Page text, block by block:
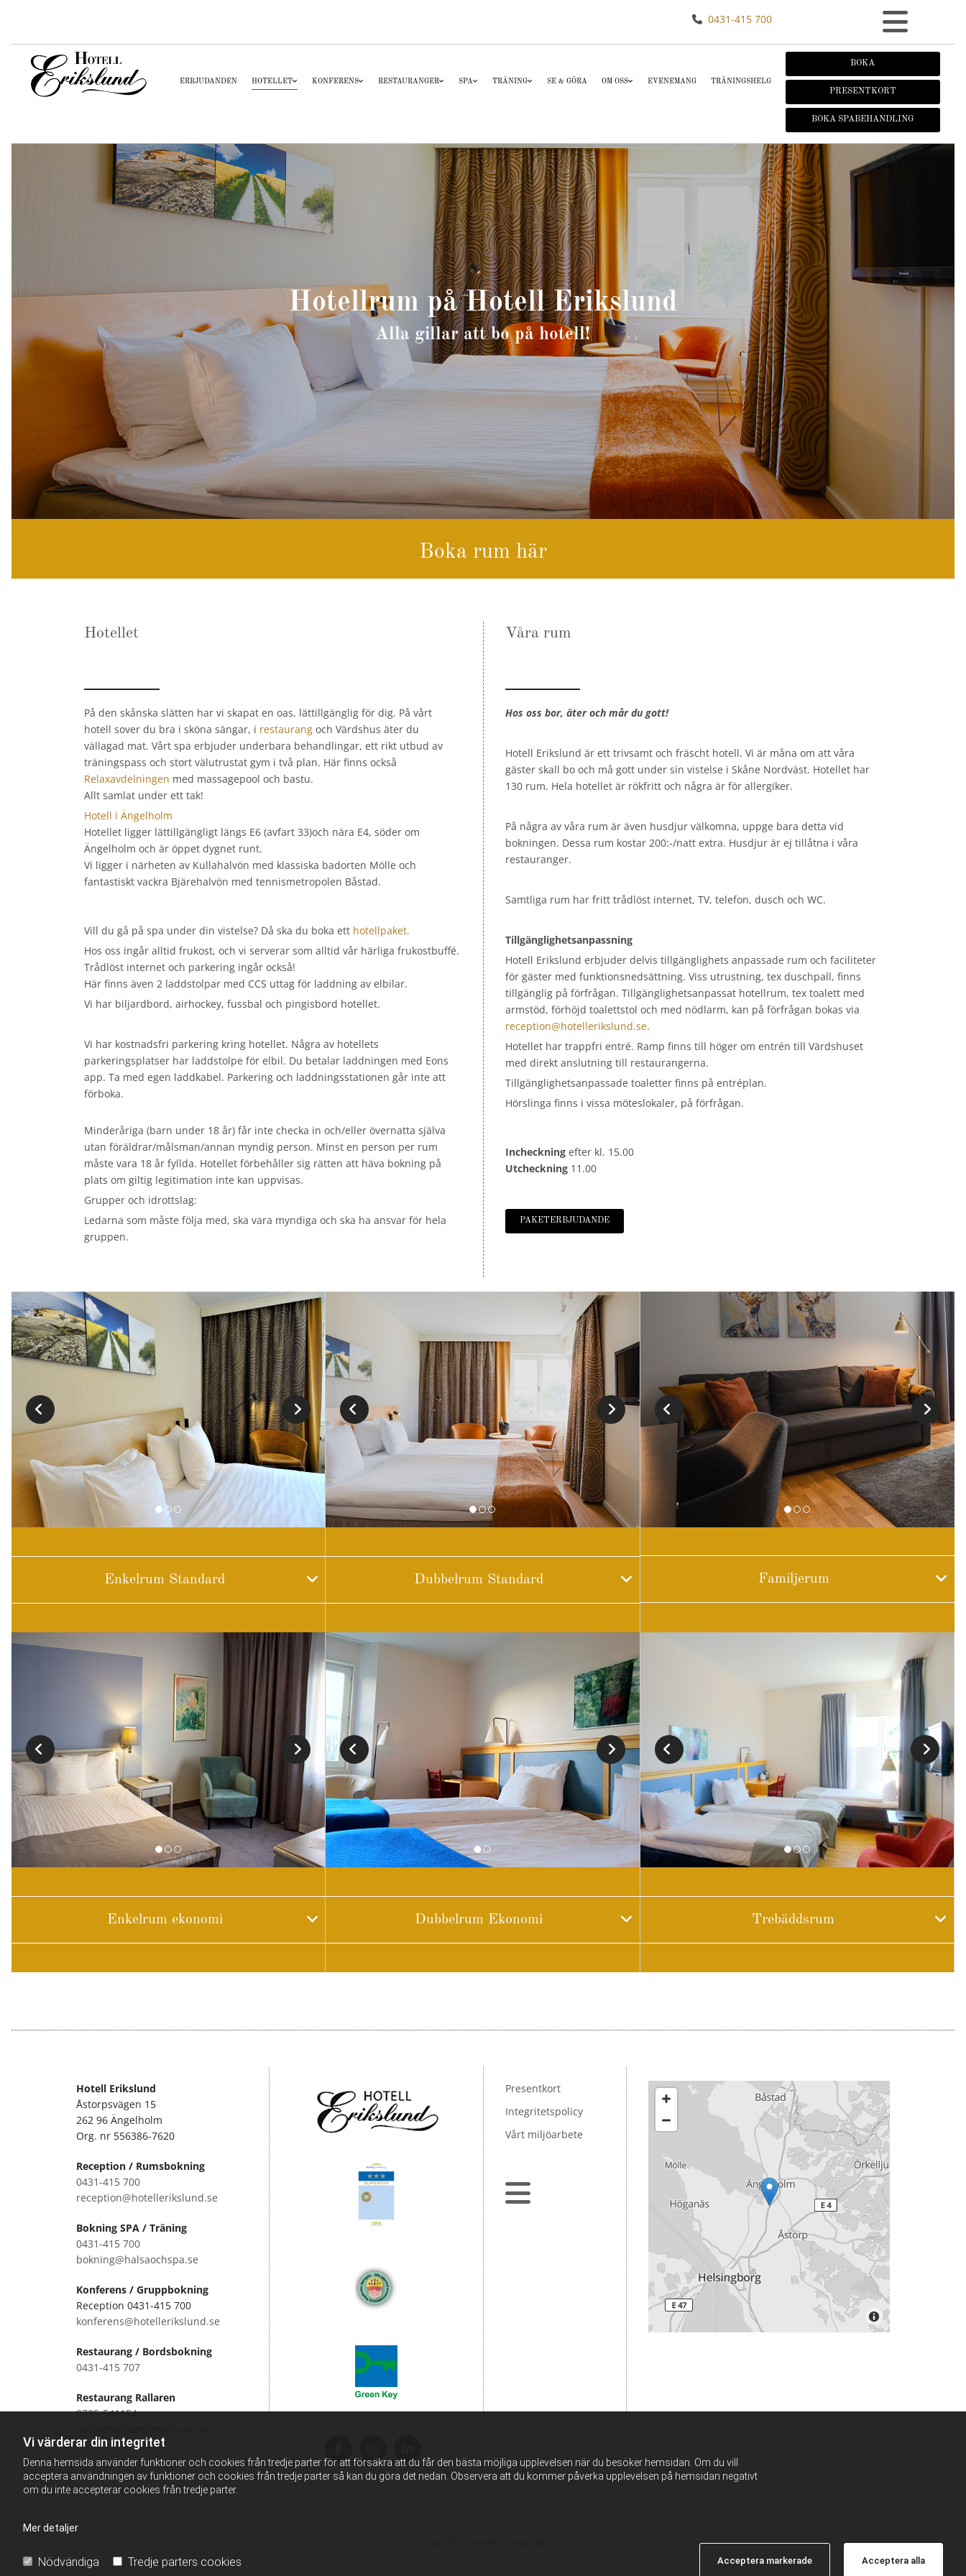
Vi värderar din integritet
Denna hemsida använder funktioner och cookies från tredje parter för att försäkra att du får den bästa möjliga upplevelsen när du besöker hemsidan. Om du vill
acceptera användningen av funktioner och cookies från tredje parter så kan du göra det nedan. Observera att du kommer påverka upplevelsen på hemsidan negativt
om du inte accepterar cookies från tredje parter.
Mer detaljer
Nödvändiga Tredje parters cookies Acceptera markerade Acceptera alla
 0431-415 700
ERBJUDANDEN HOTELLET KONFERENS RESTAURANGER SPA TRÄNING SE & GÖRA OM OSS EVENEMANG TRÄNINGSHELG
BOKA
PRESENTKORT
BOKA SPABEHANDLING
Hotellrum på Hotell Erikslund
Alla gillar att bo på hotell!
Boka rum här
Hotellet
På den skånska slätten har vi skapat en oas, lättillgänglig för dig. På vårt
hotell sover du bra i sköna sängar, i restaurang och Värdshus äter du
vällagad mat. Vårt spa erbjuder underbara behandlingar, ett rikt utbud av
träningspass och stort välutrustat gym i två plan. Här finns också
Relaxavdelningen med massagepool och bastu.
Allt samlat under ett tak!
Hotell i Ängelholm
Hotellet ligger lättillgängligt längs E6 (avfart 33)och nära E4, söder om
Ängelholm och är öppet dygnet runt.
Vi ligger i närheten av Kullahalvön med klassiska badorten Mölle och
fantastiskt vackra Bjärehalvön med tennismetropolen Båstad.
Vill du gå på spa under din vistelse? Då ska du boka ett hotellpaket.
Hos oss ingår alltid frukost, och vi serverar som alltid vår härliga frukostbuffé.
Trådlöst internet och parkering ingår också!
Här finns även 2 laddstolpar med CCS uttag för laddning av elbilar.
Vi har biljardbord, airhockey, fussbal och pingisbord hotellet.
Vi har kostnadsfri parkering kring hotellet. Några av hotellets
parkeringsplatser har laddstolpe för elbil. Du betalar laddningen med Eons
app. Ta med egen laddkabel. Parkering och laddningsstationen går inte att
förboka.
Minderåriga (barn under 18 år) får inte checka in och/eller övernatta själva
utan föräldrar/målsman/annan myndig person. Minst en person per rum
måste vara 18 år fyllda. Hotellet förbehåller sig rätten att häva bokning på
plats om giltig legitimation inte kan uppvisas.
Grupper och idrottslag:
Ledarna som måste följa med, ska vara myndiga och ska ha ansvar för hela
gruppen.
Våra rum
Hos oss bor, äter och mår du gott!
Hotell Erikslund är ett trivsamt och fräscht hotell. Vi är måna om att våra
gäster skall bo och må gott under sin vistelse i Skåne Nordväst. Hotellet har
130 rum. Hela hotellet är rökfritt och några är för allergiker.
På några av våra rum är även husdjur välkomna, uppge bara detta vid
bokningen. Dessa rum kostar 200:-/natt extra. Husdjur är ej tillåtna i våra
restauranger.
Samtliga rum har fritt trådlöst internet, TV, telefon, dusch och WC.
Tillgänglighetsanpassning
Hotell Erikslund erbjuder delvis tillgänglighets anpassade rum och faciliteter
för gäster med funktionsnedsättning. Viss utrustning, tex duschpall, finns
tillgänglig på förfrågan. Tillgänglighetsanpassat hotellrum, tex toalett med
armstöd, förhöjd toalettstol och med nödlarm, kan på förfrågan bokas via
reception@hotellerikslund.se.
Hotellet har trappfri entré. Ramp finns till höger om entrén till Värdshuset
med direkt anslutning till restaurangerna.
Tillgänglighetsanpassade toaletter finns på entréplan.
Hörslinga finns i vissa möteslokaler, på förfrågan.
Incheckning efter kl. 15.00
Utcheckning 11.00
PAKETERBJUDANDE
Enkelrum Standard Dubbelrum Standard Familjerum
Enkelrum ekonomi Dubbelrum Ekonomi Trebäddsrum
Hotell Erikslund
Åstorpsvägen 15
262 96 Ängelholm
Org. nr 556386-7620
Reception / Rumsbokning
0431-415 700
reception@hotellerikslund.se
Bokning SPA / Träning
0431-415 700
bokning@halsaochspa.se
Konferens / Gruppbokning
Reception 0431-415 700
konferens@hotellerikslund.se
Restaurang / Bordsbokning
0431-415 707
Restaurang Rallaren
0735-541154
Presentkort
Integritetspolicy
Vårt miljöarbete